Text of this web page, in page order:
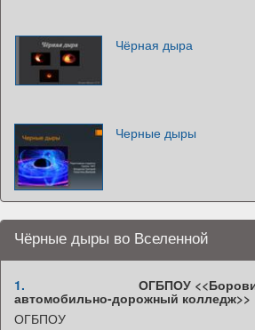
Чёрная дыра
Черные дыры
Чёрные дыры во Вселенной
1. ОГБПОУ
автомобильно-дорожный колледж>>
ОГБПОУ